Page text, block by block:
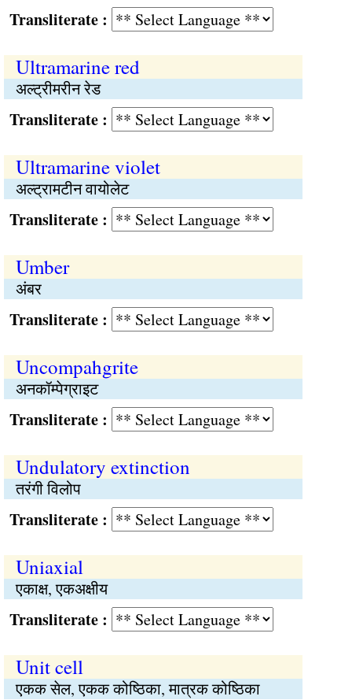
:
Ultramarine red
अल्ट्रीमरीन रेड
:
Ultramarine violet
अल्ट्रामटीन वायोलेट
:
Umber
अंबर
:
Uncompahgrite
अनकॉम्पेग्राइट
:
Undulatory extinction
तरंगी विलोप
:
Uniaxial
एकाक्ष, एकअक्षीय
:
Unit cell
एकक सेल, एकक कोष्ठिका, मात्रक कोष्ठिका